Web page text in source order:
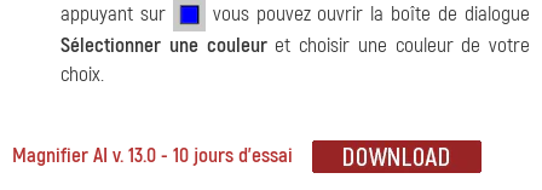
appuyant sur
vous pouvez ouvrir la boîte de dialogue
Sélectionner une couleuret choisir une couleur de votre
choix.
Magnifier AI v. 13.0 - 10 jours d'essai